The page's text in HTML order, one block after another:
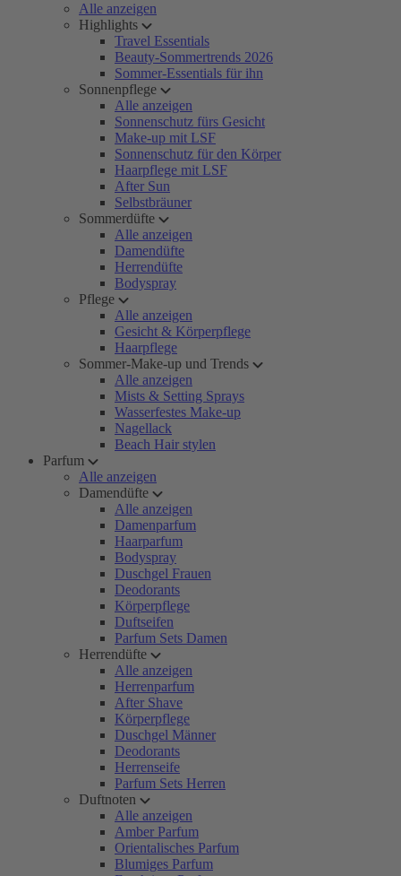
Alle anzeigen
Highlights
Travel Essentials
Beauty-Sommertrends 2026
Sommer-Essentials für ihn
Sonnenpflege
Alle anzeigen
Sonnenschutz fürs Gesicht
Make-up mit LSF
Sonnenschutz für den Körper
Haarpflege mit LSF
After Sun
Selbstbräuner
Sommerdüfte
Alle anzeigen
Damendüfte
Herrendüfte
Bodyspray
Pflege
Alle anzeigen
Gesicht & Körperpflege
Haarpflege
Sommer-Make-up und Trends
Alle anzeigen
Mists & Setting Sprays
Wasserfestes Make-up
Nagellack
Beach Hair stylen
Parfum
Alle anzeigen
Damendüfte
Alle anzeigen
Damenparfum
Haarparfum
Bodyspray
Duschgel Frauen
Deodorants
Körperpflege
Duftseifen
Parfum Sets Damen
Herrendüfte
Alle anzeigen
Herrenparfum
After Shave
Körperpflege
Duschgel Männer
Deodorants
Herrenseife
Parfum Sets Herren
Duftnoten
Alle anzeigen
Amber Parfum
Orientalisches Parfum
Blumiges Parfum